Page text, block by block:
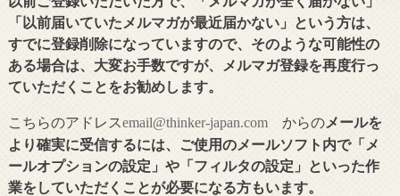
「以前届いていたメルマガが最近届かない」という方は、
すでに登録削除になっていますので、そのような可能性の
ある場合は、大変お手数ですが、メルマガ登録を再度行っ
ていただくことをお勧めします。
こちらのアドレスemail@thinker-japan.com からのメールを
より確実に受信するには、ご使用のメールソフト内で「メ
ールオプションの設定」や「フィルタの設定」といった作
業をしていただくことが必要になる方もいます。